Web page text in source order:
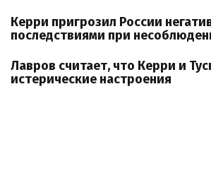
Керри пригрозил России
последствиями при
Лавров считает, что Керри и
истерические настроения